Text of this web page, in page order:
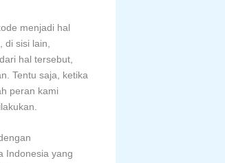
menjadi hal
sisi lain,
hal tersebut,
Tentu saja, ketika
peran kami
Indonesia yang